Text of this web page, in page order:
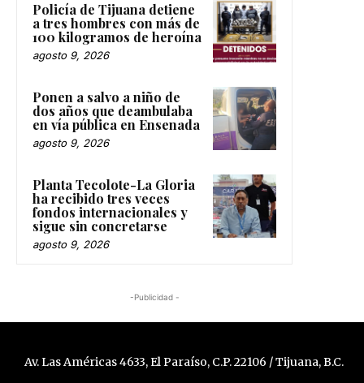
Policía de Tijuana detiene
a tres hombres con más de
100 kilogramos de heroína
agosto 9, 2026
Ponen a salvo a niño de
dos años que deambulaba
en vía pública en Ensenada
agosto 9, 2026
Planta Tecolote-La Gloria
ha recibido tres veces
fondos internacionales y
sigue sin concretarse
agosto 9, 2026
-Publicidad -
Av. Las Américas 4633, El Paraíso, C.P. 22106 / Tijuana, B.C.